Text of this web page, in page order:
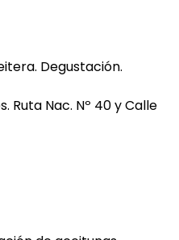
Degustación.
Ruta Nac. Nº 40 y Calle